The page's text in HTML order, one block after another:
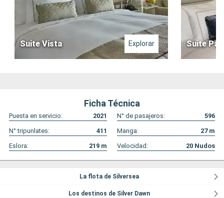
Suite Vista Explorar Suite
Ficha Técnica
Puesta en servicio: 2021 N° de pasajeros:
596
N° tripunlates:
411 Manga: 27m
Eslora:
219 m Velocidad: 20 Nudos
La flota de Silversea
Los destinos de Silver Dawn